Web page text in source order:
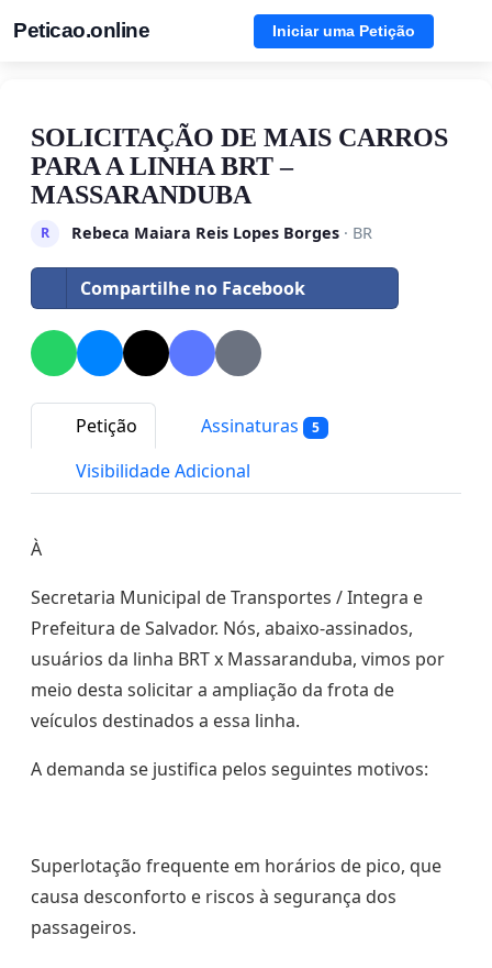
Peticao.online Iniciar uma Petição
SOLICITAÇÃO DE MAIS CARROS
PARA A LINHA BRT –
MASSARANDUBA
R Rebeca Maiara Reis Lopes Borges· BR
Compartilhe no Facebook
Petição Assinaturas 5
Visibilidade Adicional
À
Secretaria Municipal de Transportes / Integra e
Prefeitura de Salvador. Nós, abaixo-assinados,
usuários da linha BRT x Massaranduba, vimos por
meio desta solicitar a ampliação da frota de
veículos destinados a essa linha.
A demanda se justifica pelos seguintes motivos:
Superlotação frequente em horários de pico, que
causa desconforto e riscos à segurança dos
passageiros.